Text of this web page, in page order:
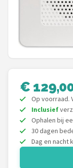
Power
Teufel
ArtSound
JBL
AquaSound
€
Op voorraad.
Inclusief
Ophalen bij
30 dagen
Dag en nacht